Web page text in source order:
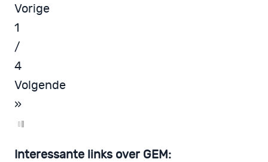
Vorige
1
/
4
Volgende
»
Interessante links over GEM: